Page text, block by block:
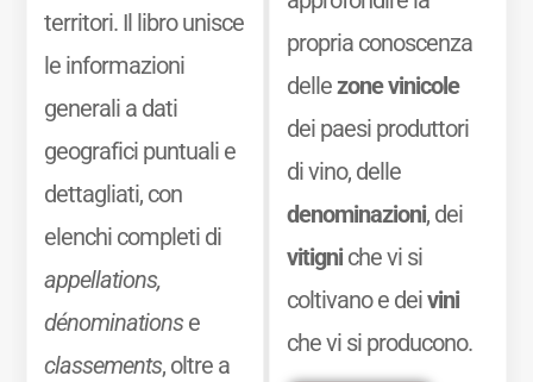
territori. Il libro unisce
le informazioni
generali a dati
geografici puntuali e
dettagliati, con
elenchi completi di
appellations,
dénominationse
classements, oltre a
propria conoscenza
dellezone vinicole
dei paesi produttori
di vino, delle
denominazioni, dei
vitigniche vi si
coltivano e deivini
che vi si producono.